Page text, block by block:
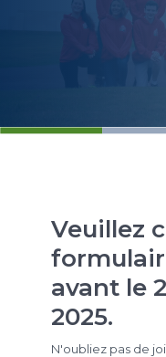
Veuillez
avant le
2025.
N'oubliez pas de